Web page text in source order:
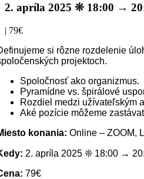
2. apríla 2025 ❊ 18:00 →
| 79€
si rôzne rozdelenie
projektoch.
Spoločnosť ako organizmus.
Pyramídne vs. špirálové
Rozdiel medzi užívateľským
Aké pozície môžeme
konania:Online – ZOOM,
2. apríla 2025 ❊ 18:00 →
79€